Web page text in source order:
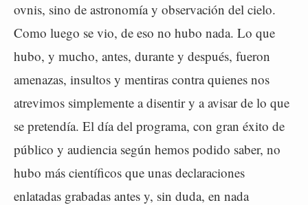
ovnis, sino de astronomía y observación del cielo.
Como luego se vio, de eso no hubo nada. Lo que
hubo, y mucho, antes, durante y después, fueron
amenazas, insultos y mentiras contra quienes nos
atrevimos simplemente a disentir y a avisar de lo que
se pretendía. El día del programa, con gran éxito de
público y audiencia según hemos podido saber, no
hubo más científicos que unas declaraciones
enlatadas grabadas antes y, sin duda, en nada